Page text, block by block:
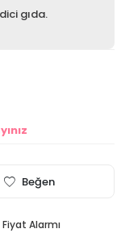
gıda.
Beğen
Fiyat Alarmı